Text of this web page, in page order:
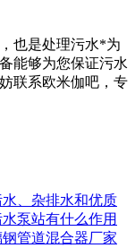
也是处理污水*为
能够为您保证污水
联系欧米伽吧，专
、杂排水和优质
泵站有什么作用
管道混合器厂家